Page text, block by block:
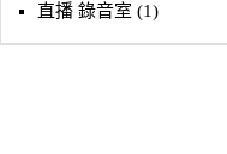
直播 錄音室 (1)